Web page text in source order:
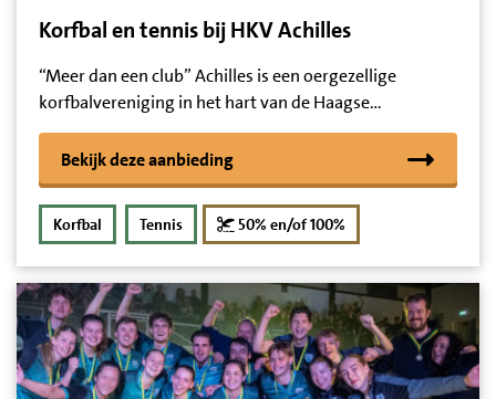
Korfbal en tennis bij HKV Achilles
“Meer dan een club” Achilles is een oergezellige
korfbalvereniging in het hart van de Haagse…
Bekijk deze aanbieding
Korfbal Tennis 50% en/of 100%